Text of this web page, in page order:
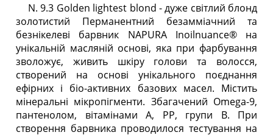
N. 9.3 Golden lightest blond - дуже світлий блонд
золотистий Перманентний безамміачний та
безнікелеві барвник NAPURA Inoilnuance® на
унікальній масляній основі, яка при фарбування
зволожує, живить шкіру голови та волосся,
створений на основі унікального поєднання
ефірних і біо-активних базових масел. Містить
мінеральні мікропігменти. Збагачений Omega-9,
пантенолом, вітамінами А, РР, групи B. При
створення барвника проводилося тестування на